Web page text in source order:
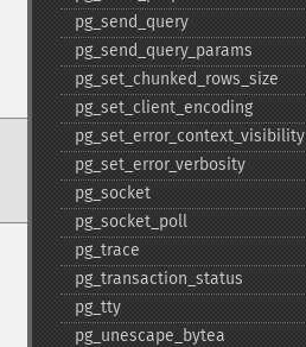
pg_​send_​query
pg_​send_​query_​params
pg_​set_​chunked_​rows_​size
pg_​set_​client_​encoding
pg_​set_​error_​context_​visibility
pg_​set_​error_​verbosity
pg_​socket
pg_​socket_​poll
pg_​trace
pg_​transaction_​status
pg_​tty
pg_​unescape_​bytea